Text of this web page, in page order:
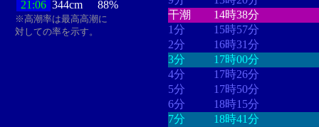
21:06 344cm 88%
※高潮率は最高高潮に
対しての率を示す。
干潮
14時38分
1分
15時57分
2分
16時31分
3分
17時00分
4分
17時26分
5分
17時50分
6分
18時15分
7分
18時41分